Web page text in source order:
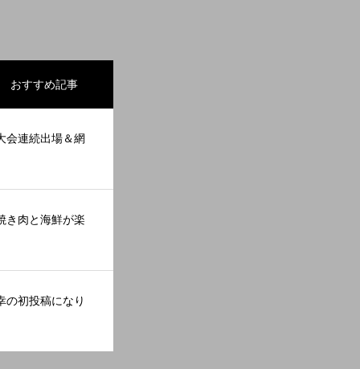
おすすめ記事
会連続出場＆網
き肉と海鮮が楽
の初投稿になり